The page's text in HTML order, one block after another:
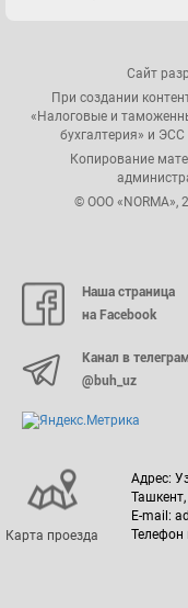
Сайт
При создании
«Налоговые и
бухгалтерия» и
Копирование
© ООО «NORMA»,
Наша страница
на Facebook
Канал в
@buh_uz
Карта проезда
Адрес:
E-mail:
Телефон